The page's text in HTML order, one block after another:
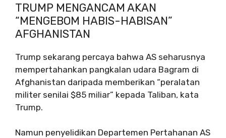
TRUMP MENGANCAM AKAN
“MENGEBOM HABIS-HABISAN”
AFGHANISTAN
Trump sekarang percaya bahwa AS seharusnya
mempertahankan pangkalan udara Bagram di
Afghanistan daripada memberikan “peralatan
militer senilai $85 miliar” kepada Taliban, kata
Trump.
Namun penyelidikan Departemen Pertahanan AS